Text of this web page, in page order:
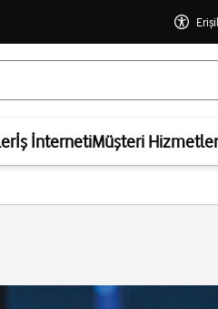
İş İnternetiMüşteri